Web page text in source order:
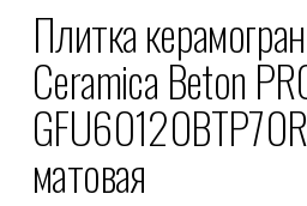
Плитка
Ceramica Beton
матовая